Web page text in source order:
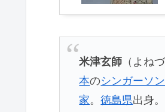
米津玄師 （よね
本のシンガーソ
家。徳島県出身